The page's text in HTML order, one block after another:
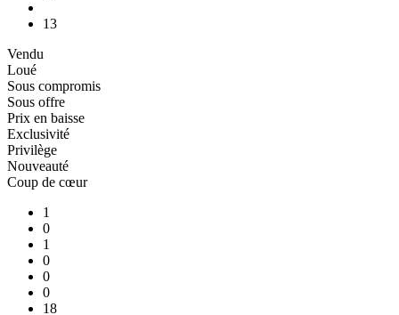
13
Vendu
Loué
Sous compromis
Sous offre
Prix en baisse
Exclusivité
Privilège
Nouveauté
Coup de cœur
1
0
1
0
0
0
18